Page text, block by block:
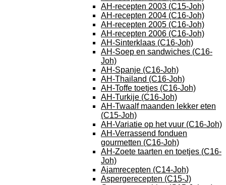
AH-recepten 2003 (C15-Joh)
AH-recepten 2004 (C16-Joh)
AH-recepten 2005 (C16-Joh)
AH-recepten 2006 (C16-Joh)
AH-Sinterklaas (C16-Joh)
AH-Soep en sandwiches (C16-
Joh)
AH-Spanje (C16-Joh)
AH-Thailand (C16-Joh)
AH-Toffe toetjes (C16-Joh)
AH-Turkije (C16-Joh)
AH-Twaalf maanden lekker eten
(C15-Joh)
AH-Variatie op het vuur (C16-Joh)
AH-Verrassend fonduen
gourmetten (C16-Joh)
AH-Zoete taarten en toetjes (C16-
Joh)
Ajamrecepten (C14-Joh)
Aspergerecepten (C15-J)